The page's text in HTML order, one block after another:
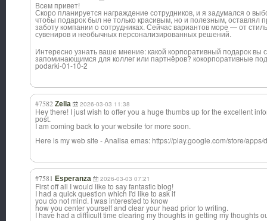
Всем привет!
Скоро планируется награждение сотрудников, и я задумался о
чтобы подарок был не только красивым, но и полезным, оставлял
заботу компании о сотрудниках. Сейчас вариантов море — от
сувениров и необычных персонализированных решений.
Интересно узнать ваше мнение: какой корпоративный подарок вы
запоминающимся для коллег или партнёров? кокорпоративные
podarki-01-10-2
#7582 Zella 2026-03-03 11:38
Hey there! I just wish to offer you a huge thumbs up for the excellent
post.
I am coming back to your website for more soon.
Here is my web site - Analisa emas: https://play.google.com/store/
#7581 Esperanza 2026-03-03 07:21
First off all I would like to say fantastic blog!
I had a quick question which I'd like to ask if
you do not mind. I was interested to know
how you center yourself and clear your head prior to writing.
I have had a diffiicult time clearing my thoughts in getting my thoughts